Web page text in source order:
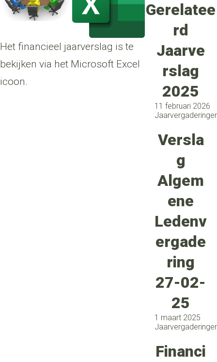
Het financieel jaarverslag is te
bekijken via het Microsoft Excel
icoon.
Gerelatee
rd
Jaarve
rslag
2025
11 februari 2026
Versla
g
Algem
ene
Ledenv
ergade
ring
27-02-
25
1 maart 2025
Financi